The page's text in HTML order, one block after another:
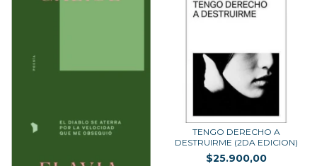
TENGO DERECHO A
DESTRUIRME (2DA EDICION)
$25.900,00